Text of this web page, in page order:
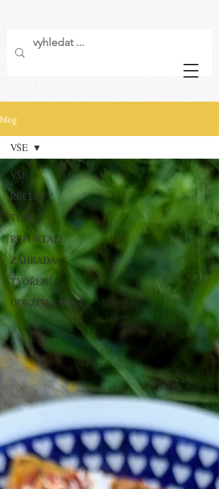
blog
VŠE
RECEPTY
TIPY
REPORTÁŽE
ZAHRADA
TVOŘENÍ
UDRŽITELNOST
VŠE